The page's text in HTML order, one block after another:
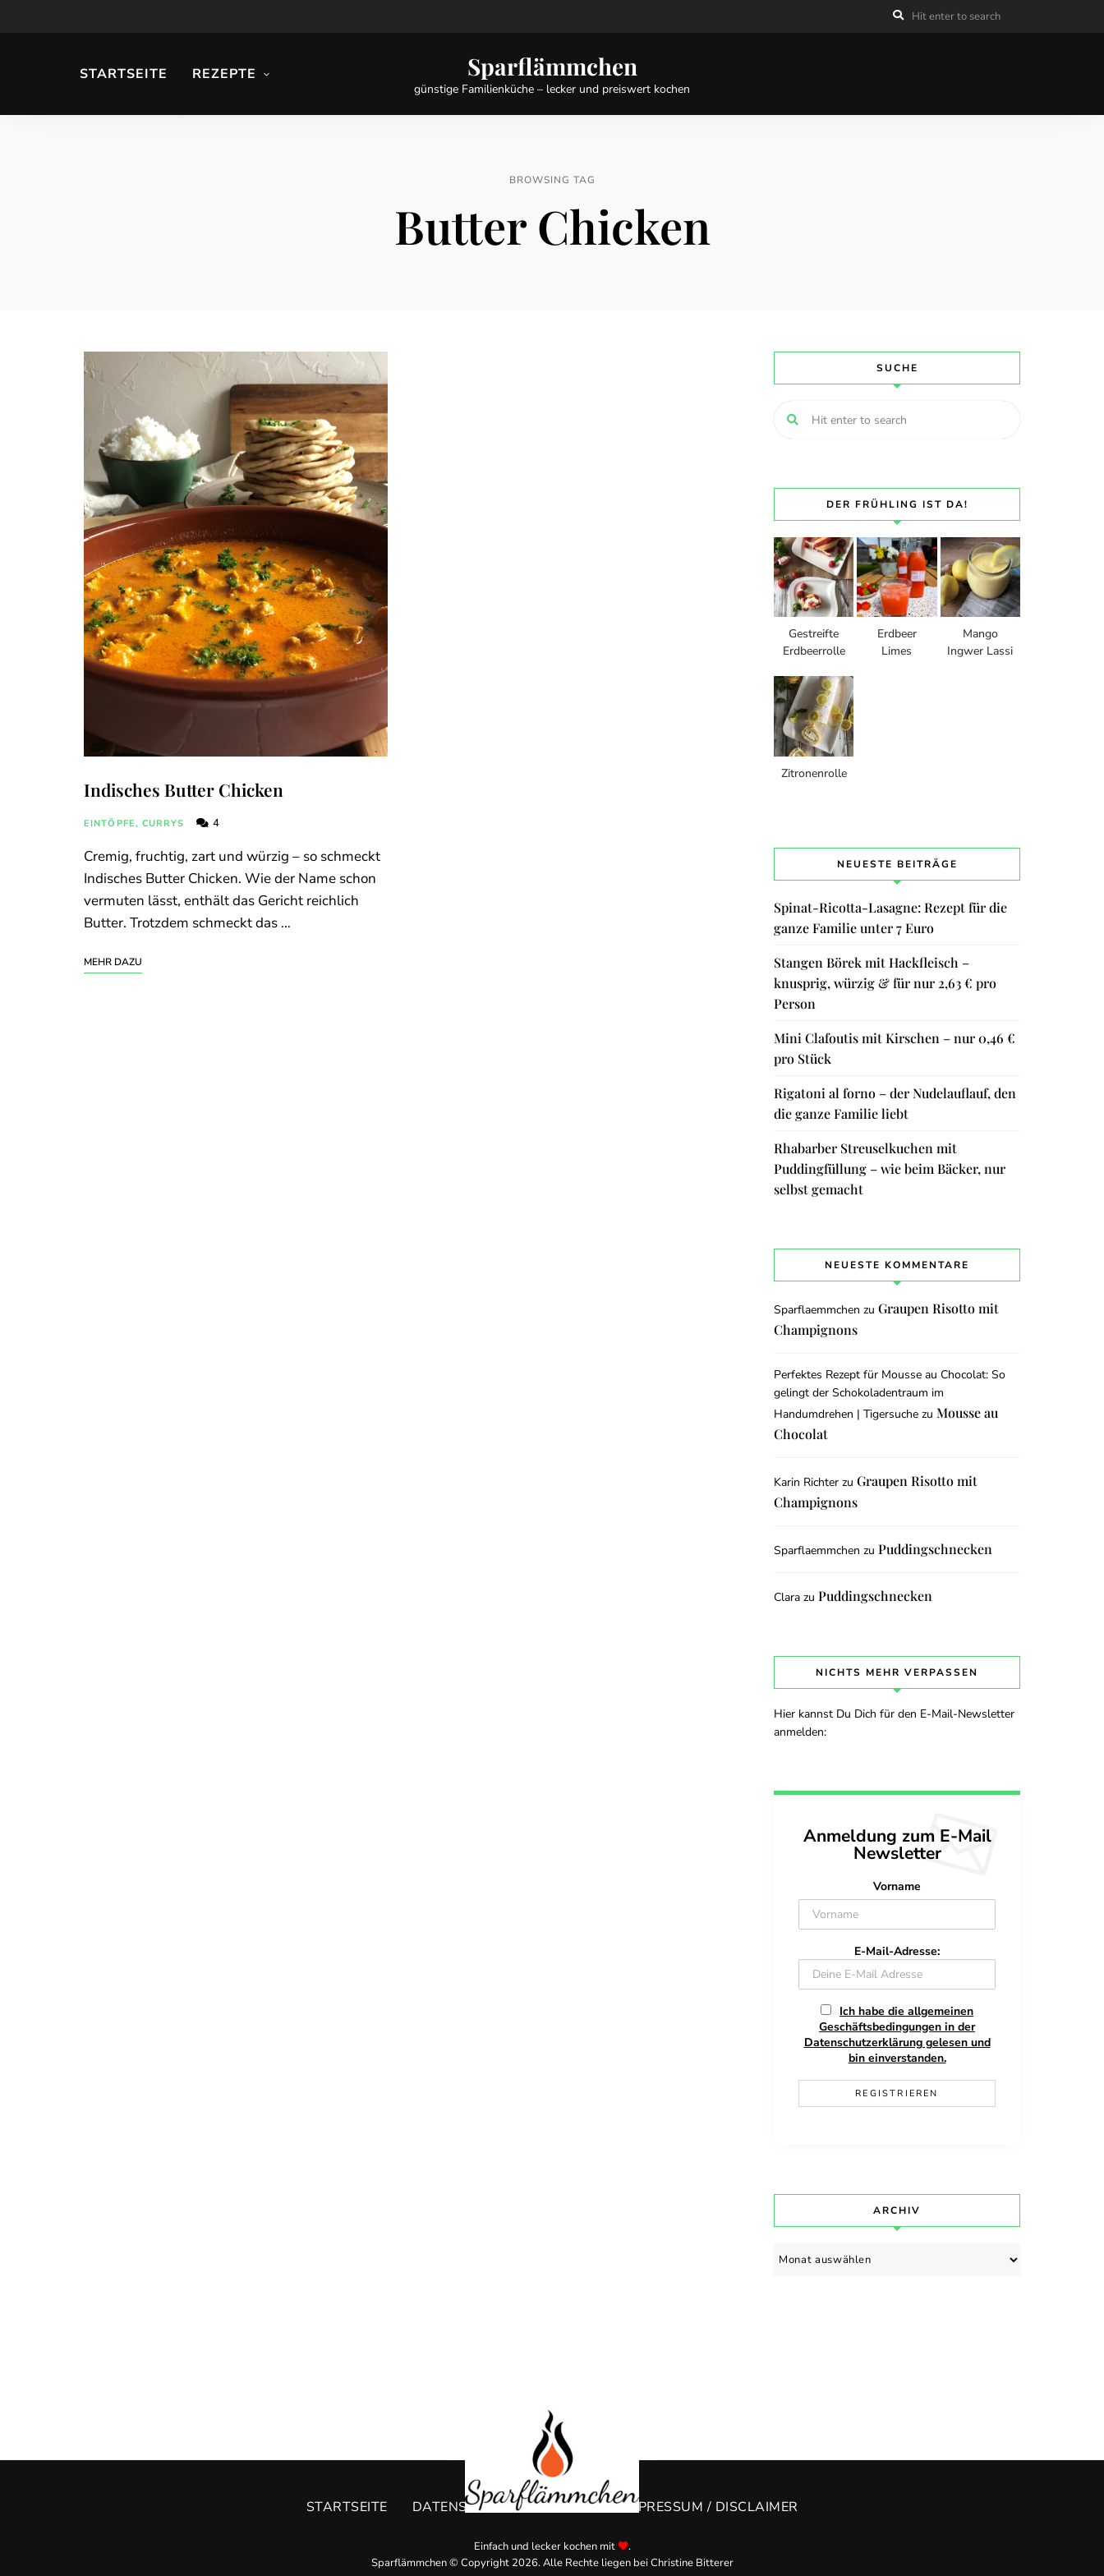
Sparflämmchen
günstige Familienküche – lecker und preiswert kochen
STARTSEITE REZEPTE
BROWSING TAG
Butter Chicken
Indisches Butter Chicken
EINTÖPFE, CURRYS 4
Cremig, fruchtig, zart und würzig – so schmeckt
Indisches Butter Chicken. Wie der Name schon
vermuten lässt, enthält das Gericht reichlich
Butter. Trotzdem schmeckt das …
MEHR DAZU
SUCHE
DER FRÜHLING IST DA!
Gestreifte
Erdbeerrolle
Erdbeer
Limes
Mango
Ingwer Lassi
Zitronenrolle
NEUESTE BEITRÄGE
Spinat-Ricotta-Lasagne: Rezept für die
ganze Familie unter 7 Euro
Stangen Börek mit Hackfleisch –
knusprig, würzig & für nur 2,63 € pro
Person
Mini Clafoutis mit Kirschen – nur 0,46 €
pro Stück
Rigatoni al forno – der Nudelauflauf, den
die ganze Familie liebt
Rhabarber Streuselkuchen mit
Puddingfüllung – wie beim Bäcker, nur
selbst gemacht
NEUESTE KOMMENTARE
Sparflaemmchen zu Graupen Risotto mit
Champignons
Perfektes Rezept für Mousse au Chocolat: So
gelingt der Schokoladentraum im
Handumdrehen | Tigersuche zu Mousse au
Chocolat
Karin Richter zu Graupen Risotto mit
Champignons
Sparflaemmchen zu Puddingschnecken
Clara zu Puddingschnecken
NICHTS MEHR VERPASSEN
Hier kannst Du Dich für den E-Mail-Newsletter
anmelden:
Anmeldung zum E-Mail
Newsletter
Vorname
E-Mail-Adresse:
Ich habe die allgemeinen
Geschäftsbedingungen in der
Datenschutzerklärung gelesen und
bin einverstanden.
ARCHIV
Archiv
STARTSEITE DATENSCHUTZERKLÄRUNG IMPRESSUM / DISCLAIMER
Einfach und lecker kochen mit
.
Sparflämmchen © Copyright 2026. Alle Rechte liegen bei Christine Bitterer